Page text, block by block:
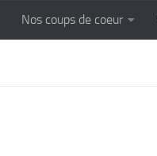
Nos coups de coeur